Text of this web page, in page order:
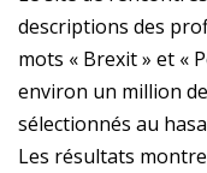
descriptions des
mots « Brexit » et «
environ un million
sélectionnés au
Les résultats